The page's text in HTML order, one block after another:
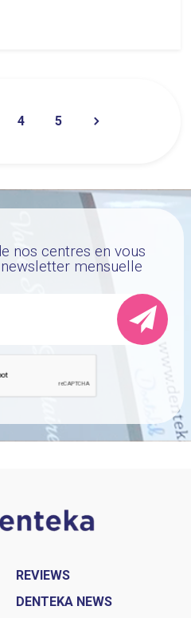
4 5
nos centres en vous
mensuelle
REVIEWS
DENTEKA NEWS